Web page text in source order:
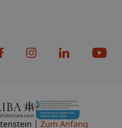
Zum Anfang